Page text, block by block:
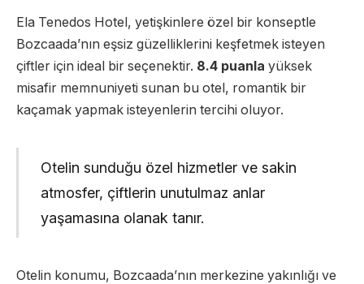
Ela Tenedos Hotel, yetişkinlere özel bir konseptle
Bozcaada’nın eşsiz güzelliklerini keşfetmek isteyen
çiftler için ideal bir seçenektir. 8.4 puanla yüksek
misafir memnuniyeti sunan bu otel, romantik bir
kaçamak yapmak isteyenlerin tercihi oluyor.
Otelin sunduğu özel hizmetler ve sakin
atmosfer, çiftlerin unutulmaz anlar
yaşamasına olanak tanır.
Otelin konumu, Bozcaada’nın merkezine yakınlığı ve